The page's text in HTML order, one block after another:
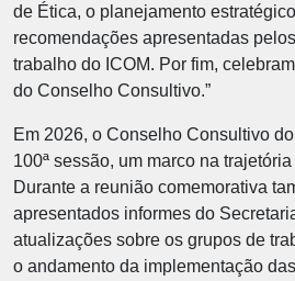
de Ética, o planejamento
recomendações apresentadas
trabalho do ICOM. Por fim,
do Conselho Consultivo.”
Em 2026, o Conselho Consultivo
100ª sessão, um marco na
Durante a reunião comemorativa
apresentados informes do
atualizações sobre os grupos de
o andamento da implementação